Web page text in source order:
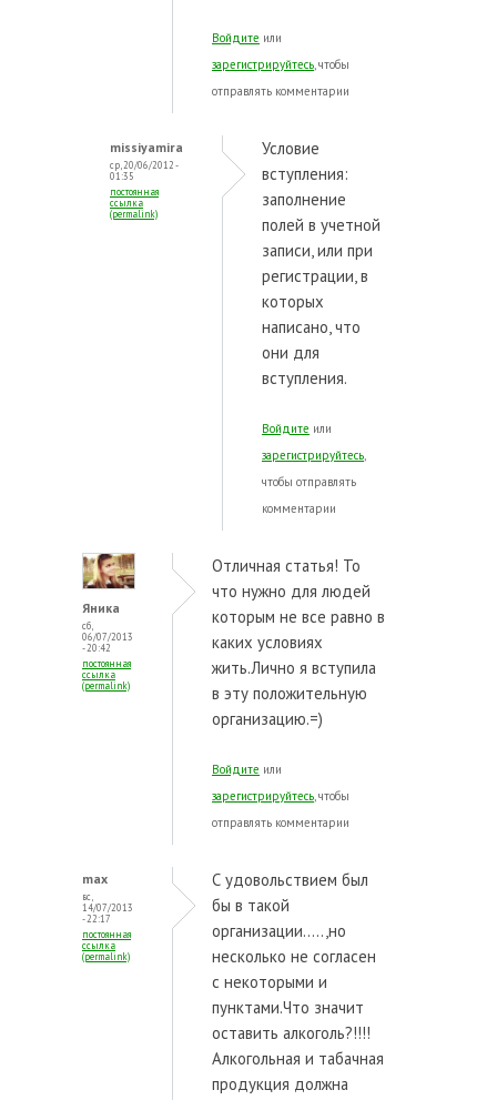
Войдите или
зарегистрируйтесь, чтобы
отправлять комментарии
missiyamira
ср, 20/06/2012 -
01:35
постоянная
ссылка
(permalink)
Условие
вступления:
заполнение
полей в учетной
записи, или при
регистрации, в
которых
написано, что
они для
вступления.
Войдите или
зарегистрируйтесь,
чтобы отправлять
комментарии
Яника
сб,
06/07/2013
- 20:42
постоянная
ссылка
(permalink)
Отличная статья! То
что нужно для людей
которым не все равно в
каких условиях
жить.Лично я вступила
в эту положительную
организацию.=)
Войдите или
зарегистрируйтесь, чтобы
отправлять комментарии
max
вс,
14/07/2013
- 22:17
постоянная
ссылка
(permalink)
С удовольствием был
бы в такой
организации.....,но
несколько не согласен
с некоторыми и
пунктами.Что значит
оставить алкоголь?!!!!
Алкогольная и табачная
продукция должна